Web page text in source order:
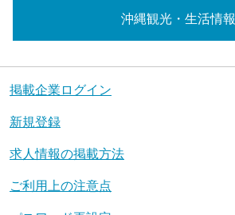
沖縄観光・生活情報
掲載企業ログイン
新規登録
求人情報の掲載方法
ご利用上の注意点